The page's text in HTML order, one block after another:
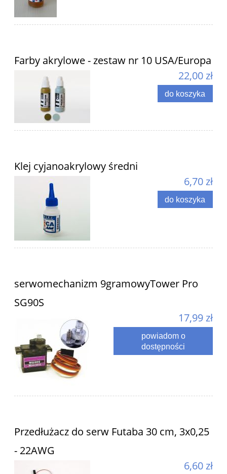
Farby akrylowe - zestaw nr 10 USA/Europa
22,00 zł
do koszyka
Klej cyjanoakrylowy średni
6,70 zł
do koszyka
serwomechanizm 9gramowyTower Pro
SG90S
17,99 zł
powiadom o
dostępności
Przedłużacz do serw Futaba 30 cm, 3x0,25
- 22AWG
6,60 zł